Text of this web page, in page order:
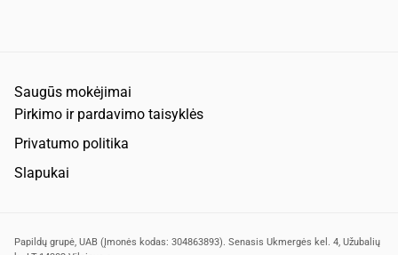
Saugūs mokėjimai
Pirkimo ir pardavimo taisyklės
Privatumo politika
Slapukai
Papildų grupė, UAB (Įmonės kodas: 304863893). Senasis Ukmergės kel. 4, Užubalių